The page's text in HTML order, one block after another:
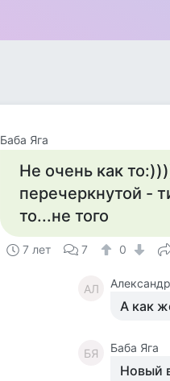
Баба Яга
Не очень как
перечеркнутой -
то...не того
7 лет 7 0
АЛ
А как
БЯ Баба Яга
Новый